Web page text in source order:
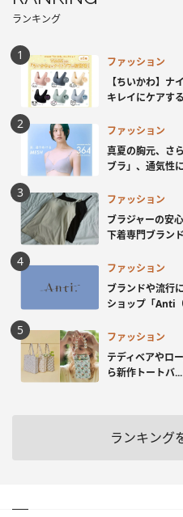
ランキング
ファッション
【ちいかわ】
キレイにケアす
ファッション
真夏の胸元、さ
ブラ」、通気性
ファッション
ブラジャーの安
下着専門ブラン
ファッション
ブランドや流行
ショップ「Anti
ファッション
テディベアやロ
ら新作トートバ...
ランキング